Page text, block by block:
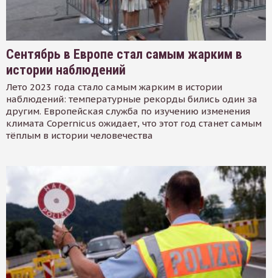
Сентябрь в Европе стал самым жарким в
истории наблюдений
Лето 2023 года стало самым жарким в истории
наблюдений: температурные рекорды бились один за
другим. Европейская служба по изучению изменения
климата Copernicus ожидает, что этот год станет самым
тёплым в истории человечества